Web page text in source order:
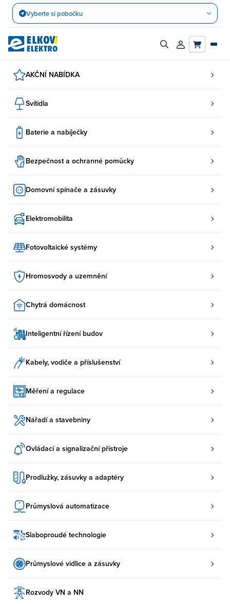
Přejít
obsah
Vyberte si pobočku
Zapnout/vypnout
Přihlásit/
AKČNÍ NABÍDKA
Svítidla
Baterie a nabíječky
Bezpečnost a ochranné pomůcky
Domovní spínače a zásuvky
Elektromobilita
Fotovoltaické systémy
Hromosvody a uzemnění
Chytrá domácnost
Inteligentní řízení budov
Kabely, vodiče a příslušenství
Měření a regulace
Nářadí a stavebniny
Ovládací a signalizační přístroje
Prodlužky, zásuvky a adaptéry
Průmyslová automatizace
Slaboproudé technologie
Průmyslové vidlice a zásuvky
Rozvody VN a NN